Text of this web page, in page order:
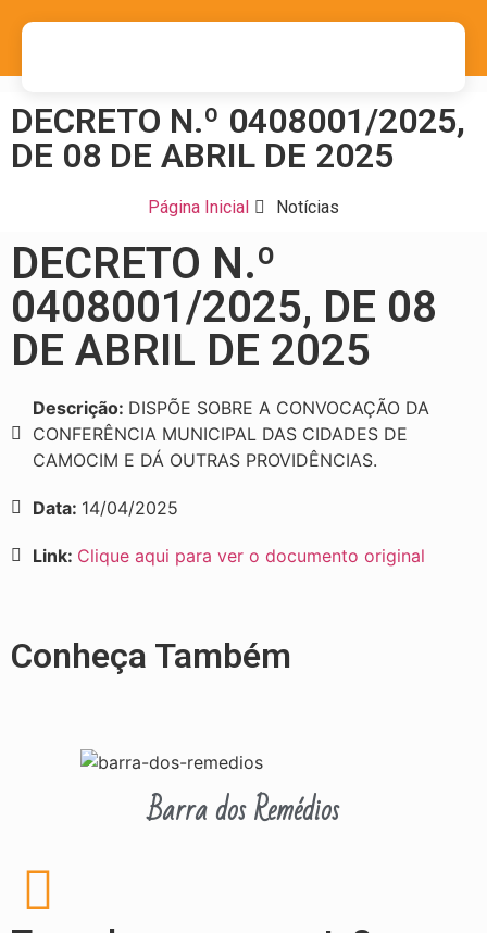
DECRETO N.º 0408001/2025,
DE 08 DE ABRIL DE 2025
Página Inicial Notícias
DECRETO N.º
0408001/2025, DE 08
DE ABRIL DE 2025
Descrição: DISPÕE SOBRE A CONVOCAÇÃO DA
CONFERÊNCIA MUNICIPAL DAS CIDADES DE
CAMOCIM E DÁ OUTRAS PROVIDÊNCIAS.
Data: 14/04/2025
Link: Clique aqui para ver o documento original
Conheça Também
Barra dos Remédios